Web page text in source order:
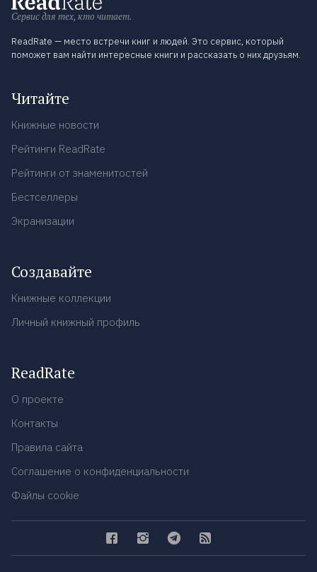
Сервис для тех, кто читает.
ReadRate — место встречи книг и людей. Это сервис, который
поможет вам найти интересные книги и рассказать о них друзьям.
Читайте
Книжные новости
Рейтинги ReadRate
Рейтинги от знаменитостей
Бестселлеры
Экранизации
Создавайте
Книжные коллекции
Личный книжный профиль
ReadRate
О проекте
Контакты
Правила сайта
Соглашение о конфиденциальности
Файлы cookie